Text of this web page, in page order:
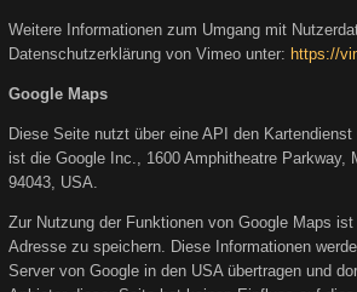
Weitere Informationen zum Umgang mit
Datenschutzerklärung von Vimeo unter: https://
Google Maps
Diese Seite nutzt über eine API den
ist die Google Inc., 1600 Amphitheatre Parkway,
94043, USA.
Zur Nutzung der Funktionen von Google Maps
Adresse zu speichern. Diese Informationen
Server von Google in den USA übertragen und